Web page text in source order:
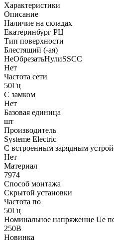
Характеристики
Описание
Наличие на складах
Екатеринбург РЦ
Тип поверхности
Блестящий (-ая)
НеОбрезатьНулиSSCC
Нет
Частота сети
50Гц
С замком
Нет
Базовая единица
шт
Производитель
Systeme Electric
С встроенным зарядным
Нет
Материал
7974
Способ монтажа
Скрытой установки
Частота по
50Гц
Номинальное напряжение Ue
250В
Новинка